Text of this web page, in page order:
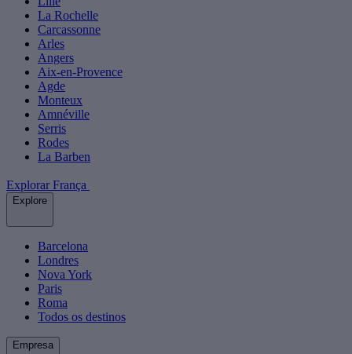
La Rochelle
Carcassonne
Arles
Angers
Aix-en-Provence
Agde
Monteux
Amnéville
Serris
Rodes
La Barben
Explorar França
Explore
Barcelona
Londres
Nova York
Paris
Roma
Todos os destinos
Empresa